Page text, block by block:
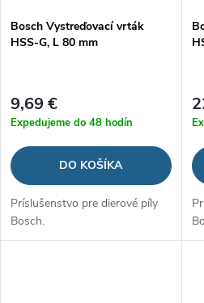
Bosch Vystreďovací vrták
HSS-G, L 80 mm
9,69 €
Expedujeme do 48 hodín
DO KOŠÍKA
Príslušenstvo pre dierové píly
Bosch.